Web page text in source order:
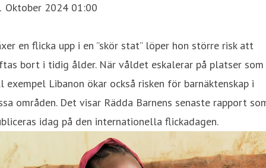
Oktober 2024 01:00
en flicka upp i en ”skör stat” löper hon större risk att
bort i tidig ålder. När våldet eskalerar på platser som
exempel Libanon ökar också risken för barnäktenskap i
områden. Det visar Rädda Barnens senaste rapport
idag på den internationella flickadagen.